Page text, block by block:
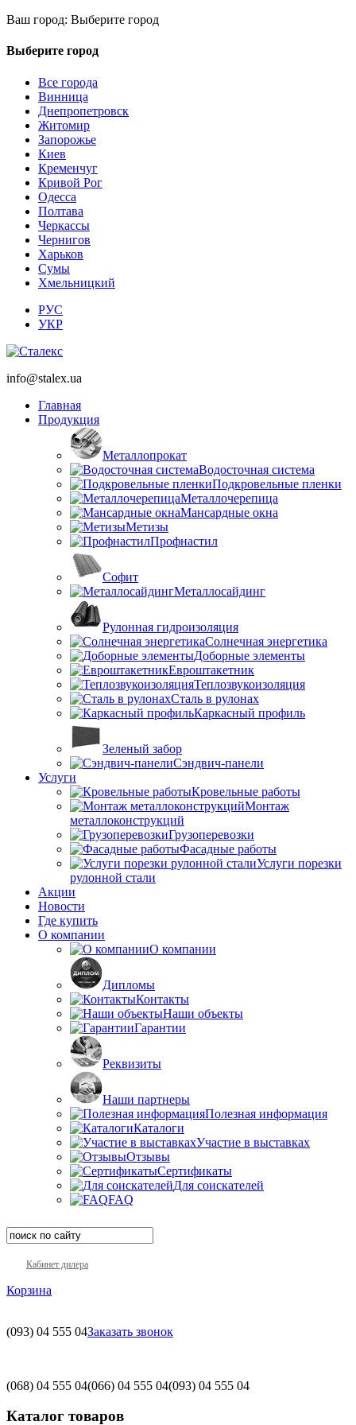
Ваш город: Выберите город
Выберите город
Все города
Винница
Днепропетровск
Житомир
Запорожье
Киев
Кременчуг
Кривой Рог
Одесса
Полтава
Черкассы
Чернигов
Харьков
Сумы
Хмельницкий
РУС
УКР
info@stalex.ua
Главная
Продукция
Металлопрокат
Водосточная система
Подкровельные пленки
Металлочерепица
Мансардные окна
Метизы
Профнастил
Софит
Металлосайдинг
Рулонная гидроизоляция
Солнечная энергетика
Доборные элементы
Евроштакетник
Теплозвукоизоляция
Сталь в рулонах
Каркасный профиль
Зеленый забор
Сэндвич-панели
Услуги
Кровельные работы
Монтаж
металлоконструкций
Грузоперевозки
Фасадные работы
Услуги порезки
рулонной стали
Акции
Новости
Где купить
О компании
О компании
Дипломы
Контакты
Наши объекты
Гарантии
Реквизиты
Наши партнеры
Полезная информация
Каталоги
Участие в выставках
Отзывы
Сертификаты
Для соискателей
FAQ
Кабинет дилера
Корзина
(093) 04 555 04Заказать звонок
(068) 04 555 04(066) 04 555 04(093) 04 555 04
Каталог товаров